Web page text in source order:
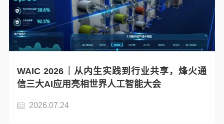
WAIC 2026｜从内生实践到行业共享，烽火通
信三大AI应用亮相世界人工智能大会
2026.07.24